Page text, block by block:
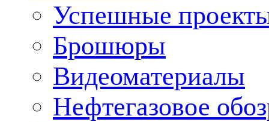
Успешные
Брошюры
Видеоматериалы
Нефтегазовое